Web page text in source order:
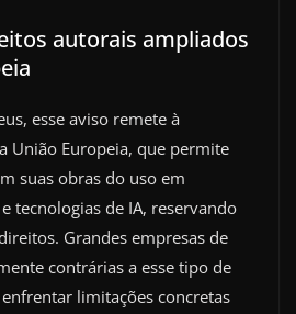
autorais ampliados
esse aviso remete à
União Europeia, que permite
suas obras do uso em
tecnologias de IA, reservando
Grandes empresas de
contrárias a esse tipo de
limitações concretas